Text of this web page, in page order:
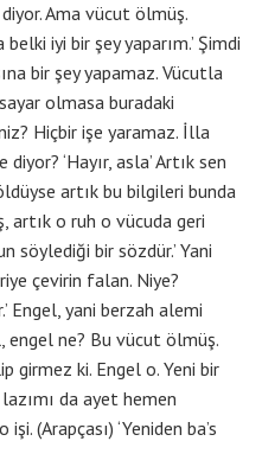
Ama vücut ölmüş.
iyi bir şey yaparım.’ Şimdi
bir şey yapamaz. Vücutla
olmasa buradaki
Hiçbir işe yaramaz. İlla
‘Hayır, asla’ Artık sen
artık bu bilgileri bunda
artık o ruh o vücuda geri
söylediği bir sözdür.’ Yani
çevirin falan. Niye?
Engel, yani berzah alemi
engel ne? Bu vücut ölmüş.
girmez ki. Engel o. Yeni bir
da ayet hemen
(Arapçası) ‘Yeniden ba’s